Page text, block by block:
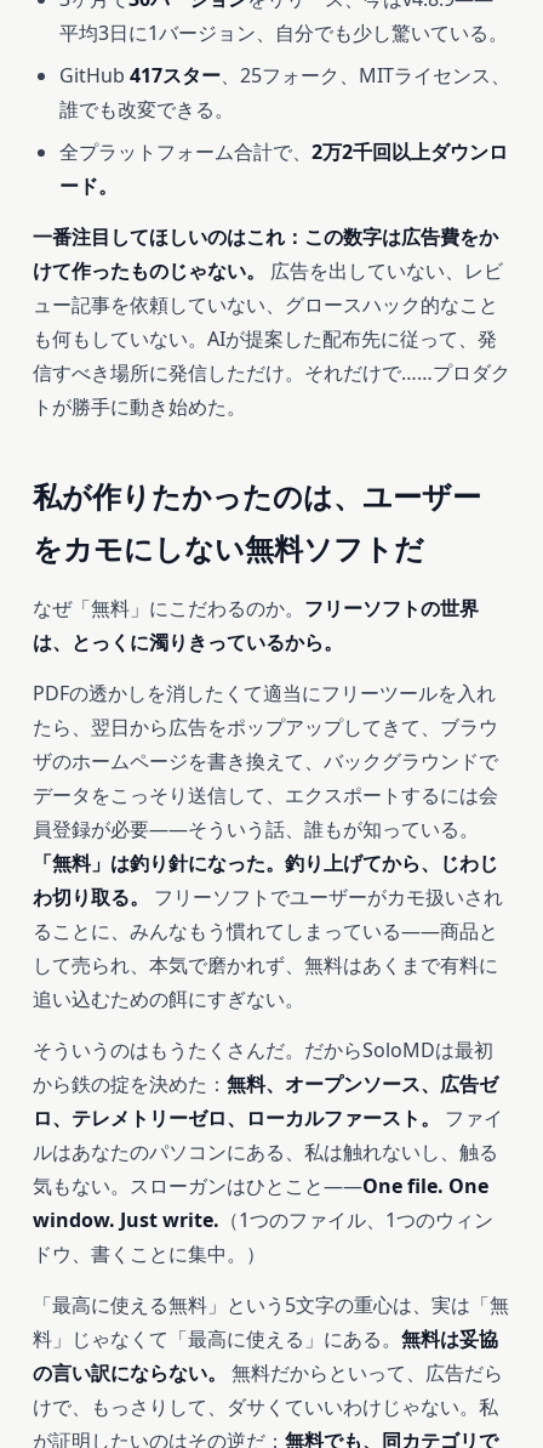
平均3日に1バージョン、自分でも少し驚いている。
GitHub 417スター、25フォーク、MITライセンス、
誰でも改変できる。
全プラットフォーム合計で、 2万2千回以上ダウンロ
ード。
一番注目してほしいのはこれ：この数字は広告費をか
けて作ったものじゃない。
広告を出していない、レビ
ュー記事を依頼していない、グロースハック的なこと
も何もしていない。AIが提案した配布先に従って、発
信すべき場所に発信しただけ。それだけで……プロダク
トが勝手に動き始めた。
私が作りたかったのは、ユーザー
をカモにしない無料ソフトだ
なぜ「無料」にこだわるのか。 フリーソフトの世界
は、とっくに濁りきっているから。
PDFの透かしを消したくて適当にフリーツールを入れ
たら、翌日から広告をポップアップしてきて、ブラウ
ザのホームページを書き換えて、バックグラウンドで
データをこっそり送信して、エクスポートするには会
員登録が必要――そういう話、誰もが知っている。
「無料」は釣り針になった。釣り上げてから、じわじ
わ切り取る。
フリーソフトでユーザーがカモ扱いされ
ることに、みんなもう慣れてしまっている――商品と
して売られ、本気で磨かれず、無料はあくまで有料に
追い込むための餌にすぎない。
そういうのはもうたくさんだ。だからSoloMDは最初
から鉄の掟を決めた： 無料、オープンソース、広告ゼ
ロ、テレメトリーゼロ、ローカルファースト。
ファイ
ルはあなたのパソコンにある、私は触れないし、触る
気もない。スローガンはひとこと――One file. One
window. Just write. （1つのファイル、1つのウィン
ドウ、書くことに集中。）
「最高に使える無料」という5文字の重心は、実は「無
料」じゃなくて「最高に使える」にある。 無料は妥協
の言い訳にならない。
無料だからといって、広告だら
けで、もっさりして、ダサくていいわけじゃない。私
が証明したいのはその逆だ： 無料でも、同カテゴリで